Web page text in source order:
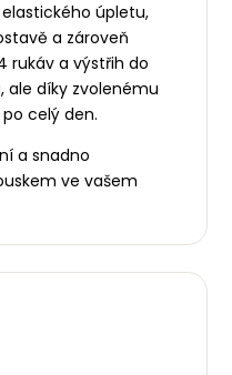
úpletu,
a zároveň
rukáv a výstřih do
ale díky zvolenému
celý den.
a snadno
ve vašem